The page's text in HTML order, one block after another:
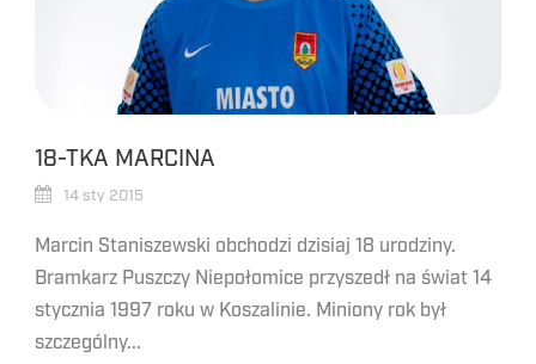
18-TKA MARCINA
14 sty 2015
Marcin Staniszewski obchodzi dzisiaj 18 urodziny.
Bramkarz Puszczy Niepołomice przyszedł na świat 14
stycznia 1997 roku w Koszalinie. Miniony rok był
szczególny...